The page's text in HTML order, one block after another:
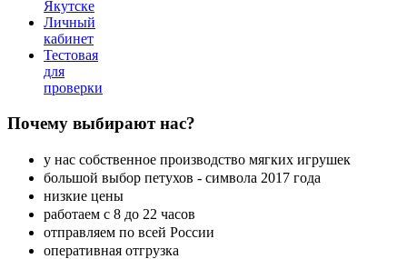
Якутске
Личный
кабинет
Тестовая
для
проверки
Почему выбирают нас?
у нас собственное производство мягких игрушек
большой выбор петухов - символа 2017 года
низкие цены
работаем с 8 до 22 часов
отправляем по всей России
оперативная отгрузка